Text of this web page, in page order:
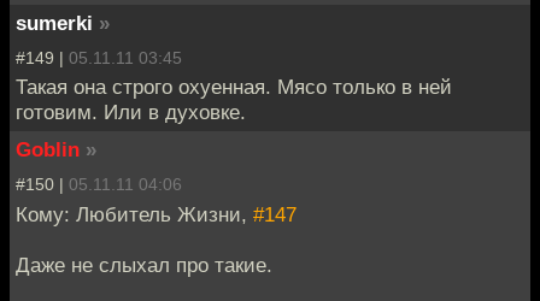
sumerki »
#149 | 05.11.11 03:45
Такая она строго охуенная. Мясо только в ней
готовим. Или в духовке.
Goblin »
#150 | 05.11.11 04:06
Кому: Любитель Жизни, #147
Даже не слыхал про такие.